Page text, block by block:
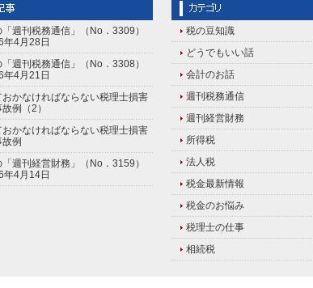
週刊税務通信」（No．3309）
年4月28日
週刊税務通信」（No．3308）
年4月21日
おかなければならない税理士損害
例（2）
おかなければならない税理士損害
例
週刊経営財務」（No．3159）
年4月14日
税の豆知識
どうでもいい話
会計のお話
週刊税務通信
週刊経営財務
所得税
法人税
税金最新情報
税金のお悩み
税理士の仕事
相続税